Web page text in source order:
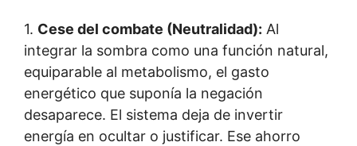
1. Cese del combate (Neutralidad): Al
integrar la sombra como una función natural,
equiparable al metabolismo, el gasto
energético que suponía la negación
desaparece. El sistema deja de invertir
energía en ocultar o justificar. Ese ahorro